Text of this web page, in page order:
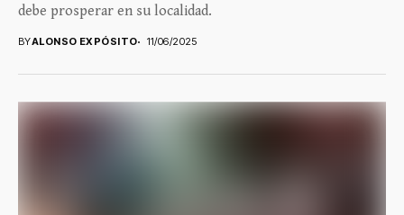
debe prosperar en su localidad.
BYALONSO EXPÓSITO 11/06/2025